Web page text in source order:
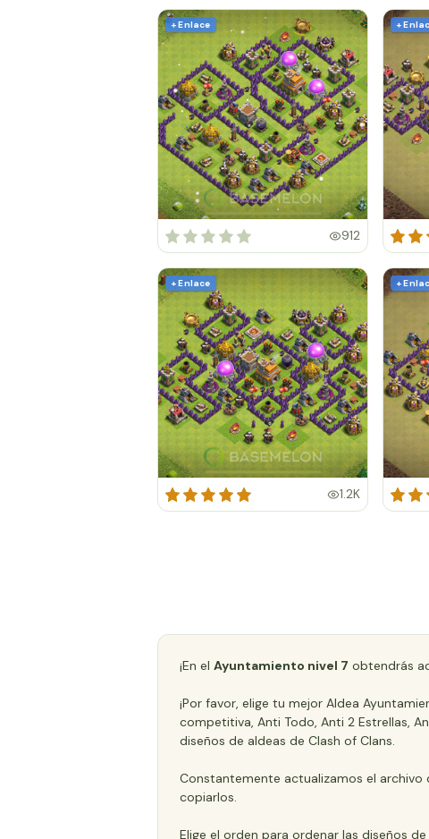
+ Enlace
912
+
+ Enlace
1.2K
+
¡En el Ayuntamiento nivel 7 obtendrás
¡Por favor, elige tu mejor Aldea
competitiva, Anti Todo, Anti 2 Estrellas,
diseños de aldeas de Clash of Clans.
Constantemente actualizamos el archivo
copiarlos.
Elige el orden para ordenar las diseños